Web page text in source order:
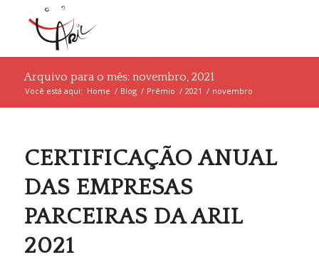
Arquivo para o mês: novembro, 2021
Você está aqui: Home / Blog / Prêmio / 2021 / novembro
CERTIFICAÇÃO ANUAL
DAS EMPRESAS
PARCEIRAS DA ARIL
2021